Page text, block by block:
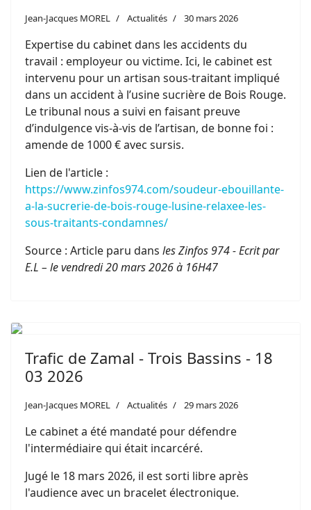
Jean-Jacques MOREL Actualités 30 mars 2026
Expertise du cabinet dans les accidents du
travail : employeur ou victime. Ici, le cabinet est
intervenu pour un artisan sous-traitant impliqué
dans un accident à l’usine sucrière de Bois Rouge.
Le tribunal nous a suivi en faisant preuve
d’indulgence vis-à-vis de l’artisan, de bonne foi :
amende de 1000 € avec sursis.
Lien de l'article :
https://www.zinfos974.com/soudeur-ebouillante-
a-la-sucrerie-de-bois-rouge-lusine-relaxee-les-
sous-traitants-condamnes/
Source : Article paru dans les Zinfos 974 - Ecrit par
E.L – le vendredi 20 mars 2026 à 16H47
Trafic de Zamal - Trois Bassins - 18
03 2026
Jean-Jacques MOREL Actualités 29 mars 2026
Le cabinet a été mandaté pour défendre
l'intermédiaire qui était incarcéré.
Jugé le 18 mars 2026, il est sorti libre après
l'audience avec un bracelet électronique.